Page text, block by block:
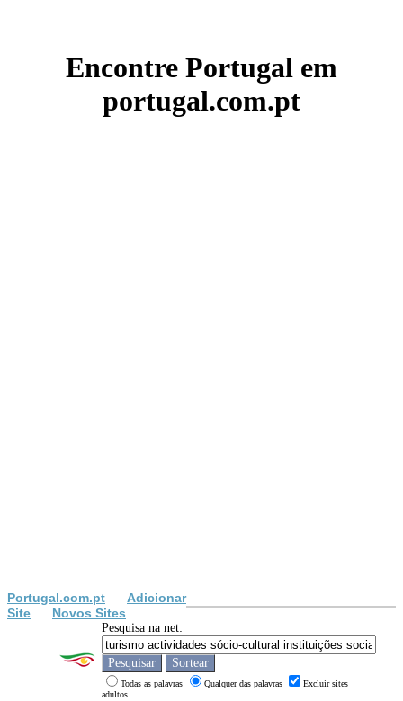
Encontre Portugal em
portugal.com.pt
Portugal.com.pt
Adicionar
Site
Novos Sites
Pesquisa na net:
Todas as palavras Qualquer das palavras
Excluir sites
adultos